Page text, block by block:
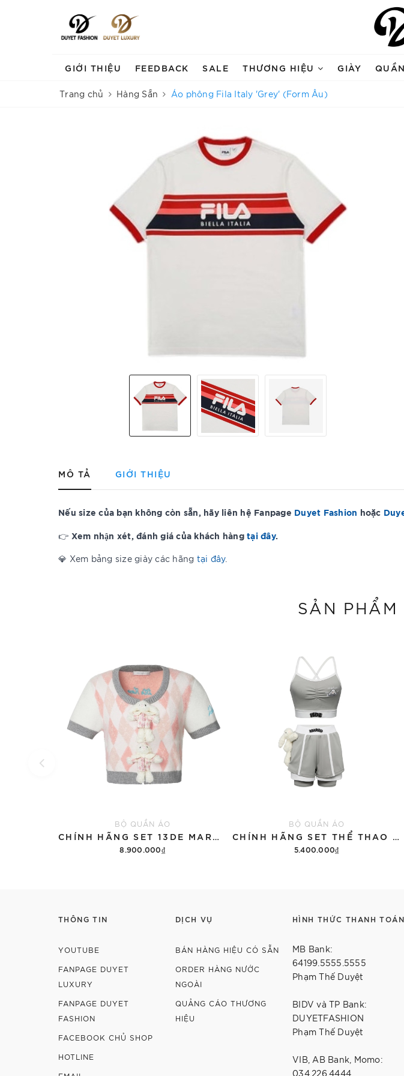
GIỚI THIỆU FEEDBACK SALE THƯƠNG HIỆU GIÀY
Trang chủ Hàng Sẵn Áo phông Fila Italy 'Grey' (Form Âu)
MÔ TẢ GIỚI THIỆU
Nếu size của bạn không còn sẵn, hãy liên hệ Fanpage Duyet Fashion hoặc
👉 Xem nhận xét, đánh giá của khách hàng tại đây.
💎 Xem bảng size giày các hãng tại đây.
SẢN PHẨM
BỘ QUẦN ÁO
CHÍNH HÃNG SET 13DE MARZO SUGAR SWIZZLE SUPER CUTE
8.900.000₫
BỘ QUẦN ÁO
CHÍNH HÃNG SET THỂ THAO 13DE MARZO BEAR VINTAGE 'GRAY'
5.400.000₫
THÔNG TIN
YOUTUBE
FANPAGE DUYET
LUXURY
FANPAGE DUYET
FASHION
FACEBOOK CHỦ SHOP
HOTLINE
DỊCH VỤ
BÁN HÀNG HIỆU CÓ SẴN
ORDER HÀNG NƯỚC
NGOÀI
QUẢNG CÁO THƯƠNG
HIỆU
HÌNH THỨC THANH TOÁN
MB Bank:
64199.5555.5555
Phạm Thế Duyệt
BIDV và TP Bank:
DUYETFASHION
Phạm Thế Duyệt
VIB, AB Bank, Momo:
034.226.4444